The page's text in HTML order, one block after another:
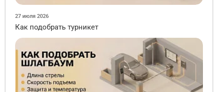
27 июля 2026
Как подобрать турникет